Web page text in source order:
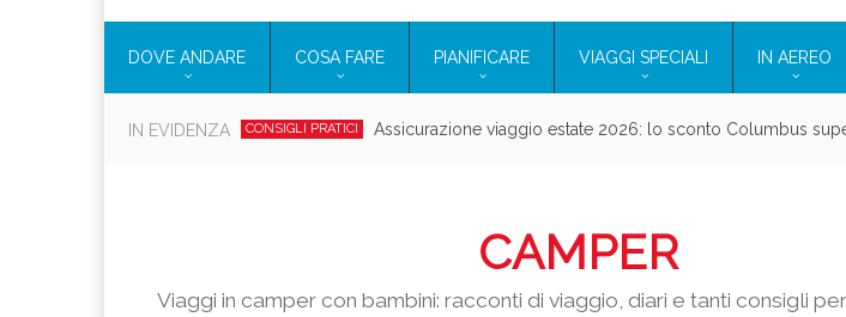
DOVE ANDARE COSA FARE PIANIFICARE VIAGGI SPECIALI IN AEREO
IN EVIDENZA CONSIGLI PRATICI Cosmetici solidi in viaggio: i prodotti che hanno conquistato
CONSIGLI PRATICI
CAMPER
Viaggi in camper con bambini: racconti di viaggio, diari e tanti consigli